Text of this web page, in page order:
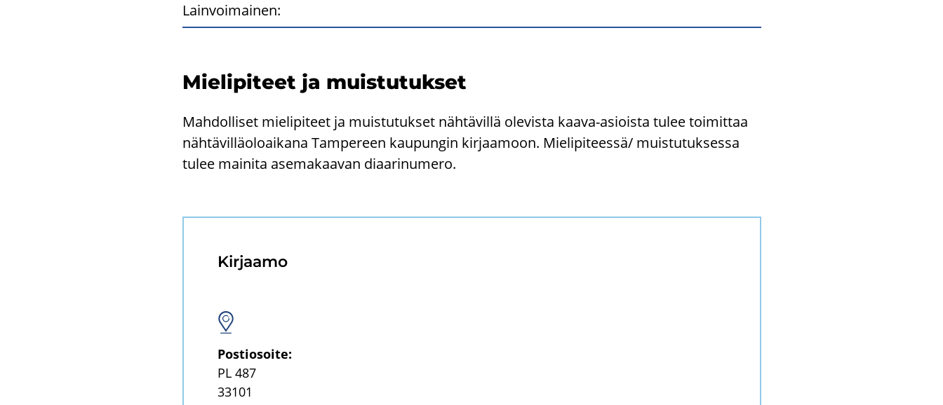
Lainvoimainen:
Mie­li­pi­teet ja muis­tu­tuk­set
Mah­dol­li­set mie­li­pi­teet ja muis­tu­tuk­set näh­tä­vil­lä ole­vis­ta kaava-​asioista tulee toi­mit­taa
näh­tä­vil­lä­oloai­ka­na Tam­pe­reen kau­pun­gin kir­jaa­moon. Mie­li­pi­tees­sä/ muis­tu­tuk­ses­sa
tulee mai­ni­ta ase­ma­kaa­van di­aa­ri­nu­me­ro.
Kir­jaa­mo
Pos­tio­soi­te:
PL 487
33101